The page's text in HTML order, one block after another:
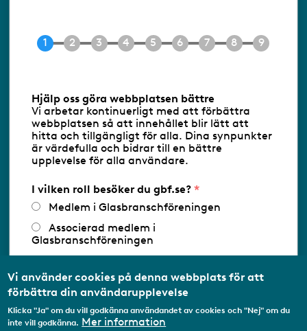
E-post info@gbf.se
Följ oss via RSS
Databasens namn:www.gbf.se-
Glasbranschföreningen AB - Ansvarig
utgivare: Sofia Wahlgren
Hjälp oss göra webbplatsen bättre
Vi arbetar kontinuerligt med att förbättra
webbplatsen så att innehållet blir lätt att
hitta och tillgängligt för alla. Dina synpunkter
är värdefulla och bidrar till en bättre
upplevelse för alla användare.
I vilken roll besöker du gbf.se?
Medlem i Glasbranschföreningen
Associerad medlem i
Glasbranschföreningen
medlemsorganisation/Svenskt Näringsliv
Utbildningsaktör
Student
Vi använder cookies på denna webbplats för att
förbättra din användarupplevelse
Klicka "Ja" om du vill godkänna användandet av cookies och "Nej" om du
inte vill godkänna. Mer information